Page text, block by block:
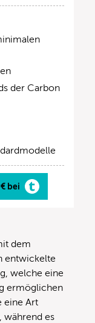
der Carbon
bei
dem
entwickelte
welche eine
ermöglichen
eine Art
während es